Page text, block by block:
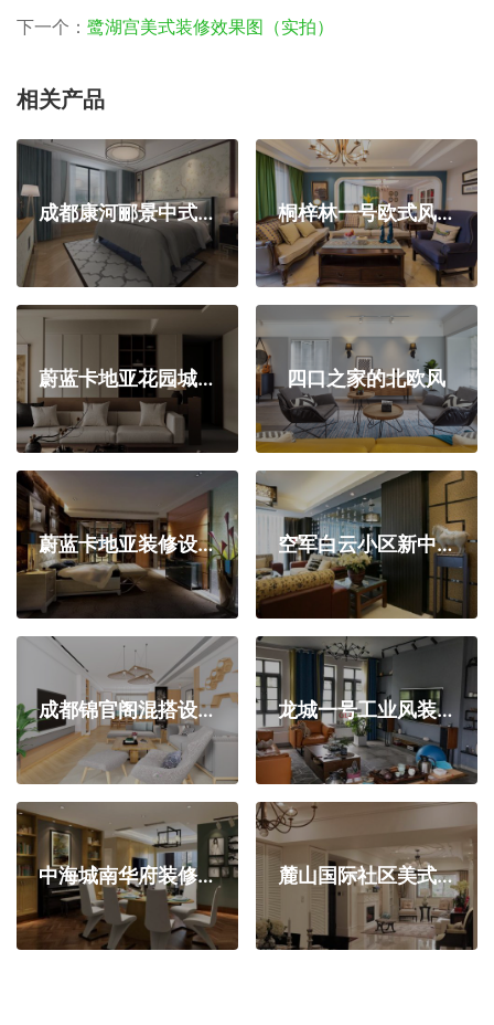
下一个： 鹭湖宫美式装修效果图（实拍）
相关产品
成都康河郦景中式风格装修设计效果图 桐梓林一号欧式风格装修设计效果图
蔚蓝卡地亚花园城｜中古风设计 四口之家的北欧风
蔚蓝卡地亚装修设计效果图-320平五居室现代风格 空军白云小区新中式风格装修设计效果图
成都锦官阁混搭设计 龙城一号工业风装修设计完工实景图
中海城南华府装修设计效果图-现代风格三居室装修 麓山国际社区美式风格装修设计效果图